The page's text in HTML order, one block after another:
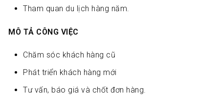
Tham quan du lịch hàng năm.
MÔ TẢ CÔNG VIỆC
Chăm sóc khách hàng cũ
Phát triển khách hàng mới
Tư vấn, báo giá và chốt đơn hàng.